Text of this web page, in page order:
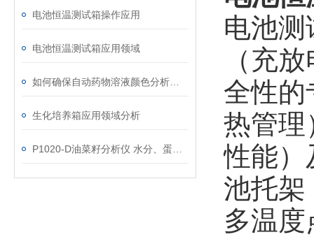
电池恒温测试箱操作应用
电池恒温测试箱应用领域
生化培养箱应用领域分析
电池
（充
全性的
热管理
性能）
池托架
多温